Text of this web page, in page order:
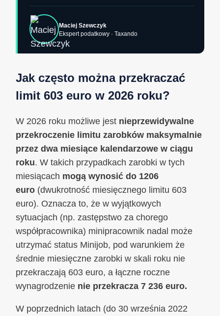
Maciej Szewczyk
Ekspert podatkowy · Taxando
Jak często można przekraczać
limit 603 euro w 2026 roku?
W 2026 roku możliwe jest nieprzewidywalne
przekroczenie limitu zarobków maksymalnie
przez dwa miesiące kalendarzowe w ciągu
roku. W takich przypadkach zarobki w tych
miesiącach mogą wynosić do 1206
euro (dwukrotność miesięcznego limitu 603
euro). Oznacza to, że w wyjątkowych
sytuacjach (np. zastępstwo za chorego
współpracownika) minipracownik nadal może
utrzymać status Minijob, pod warunkiem że
średnie miesięczne zarobki w skali roku nie
przekraczają 603 euro, a łączne roczne
wynagrodzenie nie przekracza 7 236 euro.
W poprzednich latach (do 30 września 2022